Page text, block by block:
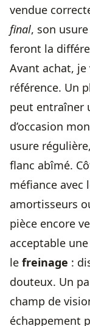
vendue
final, son
feront la
Avant achat,
référence. Un
peut entraîner
d’occasion
usure
flanc abîmé.
méfiance avec
amortisseurs
pièce encore
acceptable
le freinage :
douteux. Un
champ de
échappement